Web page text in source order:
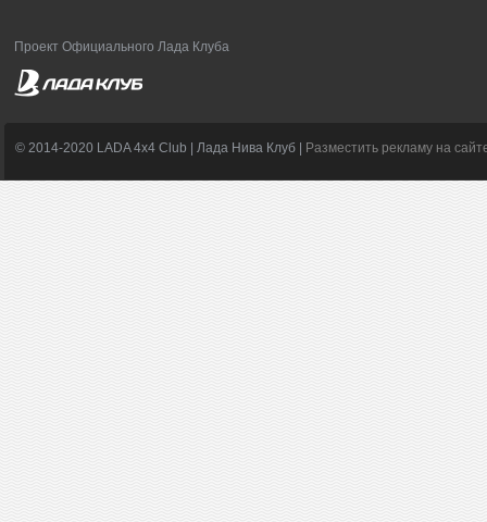
Проект Официального Лада Клуба
© 2014-2020 LADA 4x4 Club | Лада Нива Клуб | Разместить рекламу на